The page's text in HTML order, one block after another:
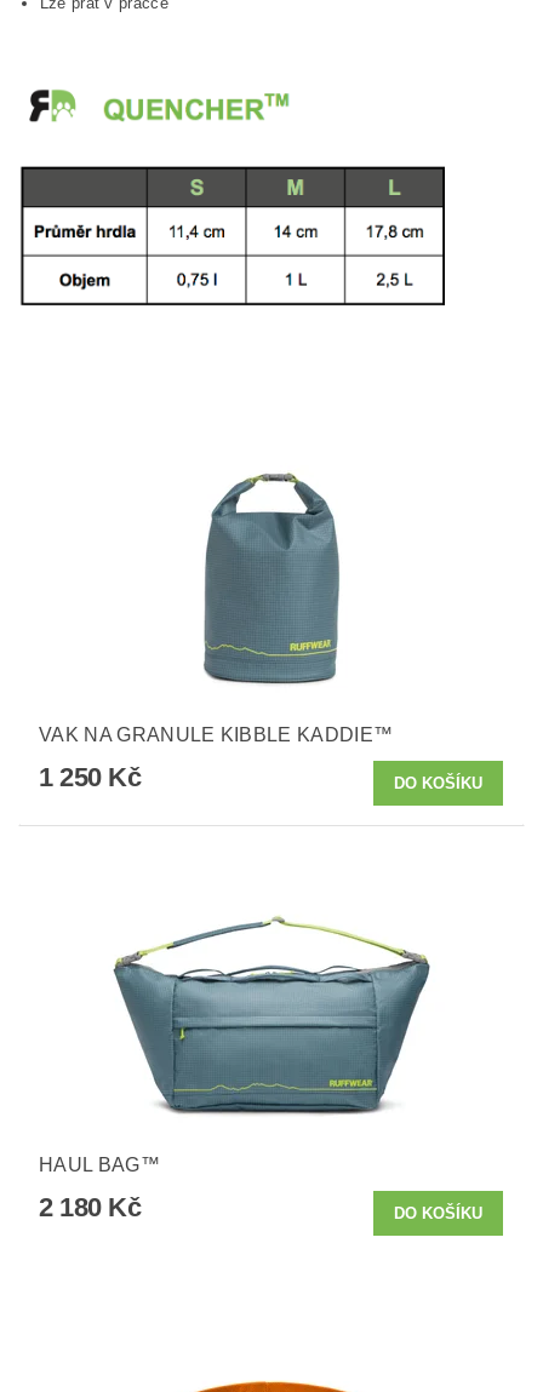
VAK NA GRANULE KIBBLE KADDIE™
1 250 Kč
HAUL BAG™
2 180 Kč